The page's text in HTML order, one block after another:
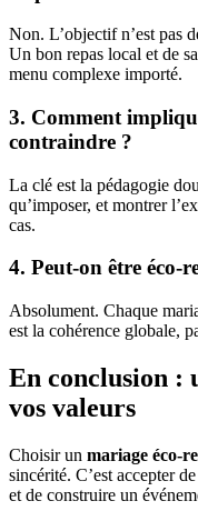
Non. L’objectif n’est pas
Un bon repas local et de
menu complexe importé.
3. Comment
contraindre ?
La clé est la pédagogie
qu’imposer, et montrer
cas.
4. Peut-on être éco-
Absolument. Chaque
est la cohérence globale,
En conclusion :
vos valeurs
Choisir un mariage éco-
sincérité. C’est accepter
et de construire un